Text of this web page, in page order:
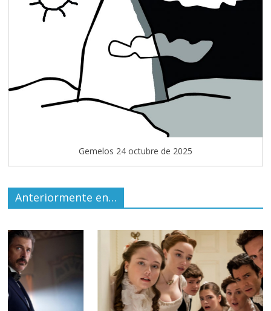
Gemelos 24 octubre de 2025
Anteriormente en…